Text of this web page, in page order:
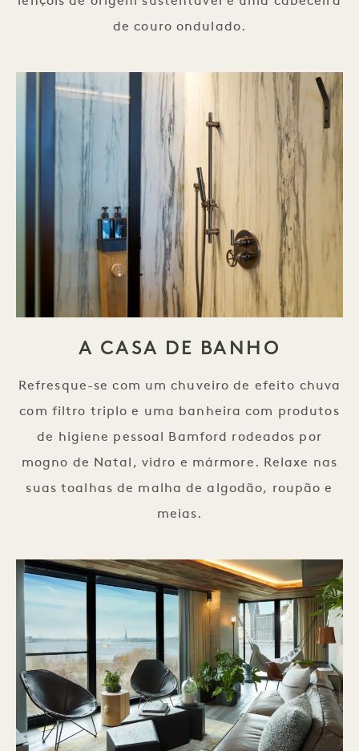
de couro ondulado.
A CASA DE BANHO
Refresque-se com um chuveiro de efeito chuva
com filtro triplo e uma banheira com produtos
de higiene pessoal Bamford rodeados por
mogno de Natal, vidro e mármore. Relaxe nas
suas toalhas de malha de algodão, roupão e
meias.